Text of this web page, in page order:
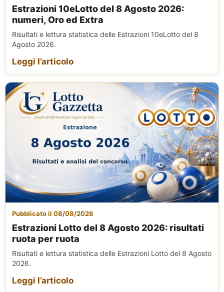
Estrazioni 10eLotto del 8 Agosto 2026:
numeri, Oro ed Extra
Risultati e lettura statistica delle Estrazioni 10eLotto del 8
Agosto 2026.
Leggi l’articolo
Pubblicato il 08/08/2026
Estrazioni Lotto del 8 Agosto 2026: risultati
ruota per ruota
Risultati e lettura statistica delle Estrazioni Lotto del 8 Agosto
2026.
Leggi l’articolo